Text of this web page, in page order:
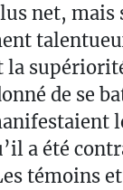
net, mais
la
de se
a été
témoins